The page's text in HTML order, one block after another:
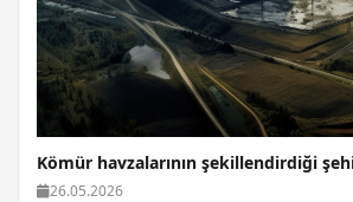
Kömür havzalarının şekillendirdiği
26.05.2026